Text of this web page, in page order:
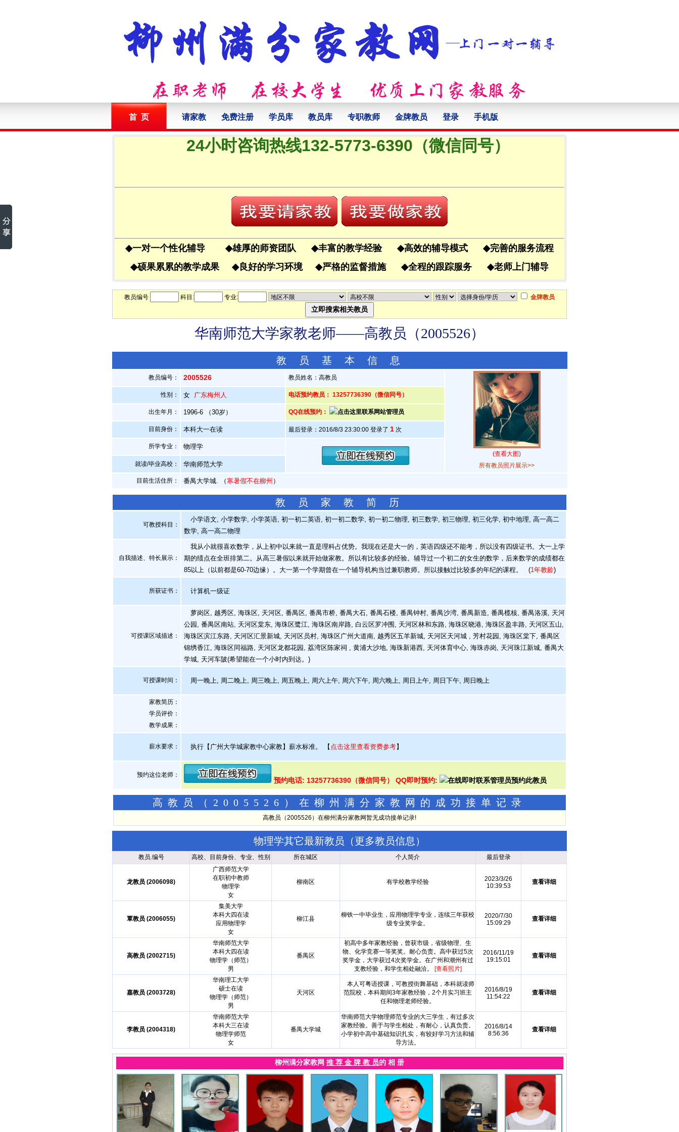
首 页 请家教 免费注册 学员库 教员库 专职教师 金牌教员 登录 手机版
24小时咨询热线132-5773-6390（微信同号）
◆一对一个性化辅导 ◆雄厚的师资团队 ◆丰富的教学经验 ◆高效的辅导模式 ◆完善的服务流程
◆硕果累累的教学成果 ◆良好的学习环境 ◆严格的监督措施 ◆全程的跟踪服务 ◆老师上门辅导
教员编号 科目: 专业: 金牌教员
华南师范大学家教老师——高教员（2005526）
教 员 基 本 信 息
教员编号： 2005526 教员姓名：高教员
(查看大图)
所有教员照片展示>>
性别： 女 广东梅州人 电话预约教员： 13257736390（微信同号）
出生年月： 1996-6 （30岁） QQ在线预约：
目前身份： 本科大一在读 最后登录：2016/8/3 23:30:00 登录了 1次
所学专业： 物理学
就读/毕业高校： 华南师范大学
目前生活住所： 番禺大学城. （寒暑假不在柳州 ）
教 员 家 教 简 历
可教授科目：
小学语文, 小学数学, 小学英语, 初一初二英语, 初一初二数学, 初一初二物理, 初三数学, 初三物理, 初三化学, 初中地理, 高一高二
数学, 高一高二物理
自我描述、特长展示 ：
我从小就很喜欢数学，从上初中以来就一直是理科占优势。我现在还是大一的，英语四级还不能考，所以没有四级证书。大一上学
期的绩点在全班排第二。从高三暑假以来就开始做家教。所以有比较多的经验。辅导过一个初二的女生的数学，后来数学的成绩都在
85以上（以前都是60-70边缘）。大一第一个学期曾在一个辅导机构当过兼职教师。所以接触过比较多的年纪的课程。
(1年教龄)
所获证书 ： 计算机一级证
可授课区域描述：
萝岗区, 越秀区, 海珠区, 天河区, 番禺区, 番禺市桥, 番禺大石, 番禺石楼, 番禺钟村, 番禺沙湾, 番禺新造, 番禺榄核, 番禺洛溪, 天河
公园, 番禺区南站, 天河区棠东, 海珠区鹭江, 海珠区南岸路, 白云区罗冲围, 天河区林和东路, 海珠区晓港, 海珠区盈丰路, 天河区五山,
海珠区滨江东路, 天河区汇景新城, 天河区员村, 海珠区广州大道南, 越秀区五羊新城, 天河区天河城 , 芳村花园, 海珠区棠下, 番禺区
锦绣香江, 海珠区同福路, 天河区龙都花园, 荔湾区陈家祠 , 黄浦大沙地, 海珠新港西, 天河体育中心, 海珠赤岗, 天河珠江新城, 番禺大
学城, 天河车陂(希望能在一个小时内到达。)
可授课时间： 周一晚上, 周二晚上, 周三晚上, 周五晚上, 周六上午, 周六下午, 周六晚上, 周日上午, 周日下午, 周日晚上
家教简历：
学员评价：
教学成果：
薪水要求： 执行【广州大学城家教中心家教】薪水标准。 【 点击这里查看资费参考】
预约这位老师：
预约电话: 13257736390（微信同号） QQ即时预约:
高教员（2005526）在柳州满分家教网的成功接单记录
高教员（2005526）在柳州满分家教网暂无成功接单记录!
物理学其它最新教员（更多教员信息 ）
教员.编号 高校、目前身份、专业、性别 所在城区 个人简介 最后登录
龙教员 (2006098)
广西师范大学
在职初中教师
物理学
女
柳南区 有学校教学经验
2023/3/26
10:39:53
查看详细
覃教员 (2006055)
集美大学
本科大四在读
应用物理学
女
柳江县
柳铁一中毕业生，应用物理学专业，连续三年获校
级专业奖学金。
2020/7/30
15:09:29
查看详细
高教员 (2002715)
华南师范大学
本科大四在读
物理学（师范）
男
番禺区
初高中多年家教经验，曾获市级，省级物理、生
物、化学竞赛一等奖奖。耐心负责。高中获过5次
奖学金，大学获过4次奖学金。在广州和潮州有过
支教经验，和学生相处融洽。
[查看照片]
2016/11/19
19:15:01
查看详细
嘉教员 (2003728)
华南理工大学
硕士在读
物理学（师范）
男
天河区
本人可粤语授课，可教授街舞基础，本科就读师
范院校，本科期间3年家教经验，2个月实习班主
任和物理老师经验。
2016/8/19
11:54:22
查看详细
李教员 (2004318)
华南师范大学
本科大三在读
物理学师范
女
番禺大学城
华南师范大学物理师范专业的大三学生，有过多次
家教经验。善于与学生相处，有耐心，认真负责。
小学初中高中基础知识扎实，有较好学习方法和辅
导方法。
2016/8/14
8:56:36
查看详细
柳州满分家教网 推 荐 金 牌 教 员的 相 册